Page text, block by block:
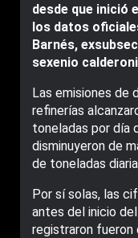
desde que inició
los datos
Barnés,
sexenio
Las emisiones de
refinerías
toneladas por día
disminuyeron de
de toneladas
Por sí solas, las
antes del inicio
registraron fueron